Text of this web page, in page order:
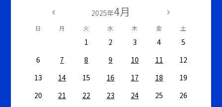
2025年4月
日 月 火 水 木 金 土
1 2 3 4
5
6
7 8 9 10 11
12
13
14 15 16 17 18
19
20
21 22 23 24 25
26